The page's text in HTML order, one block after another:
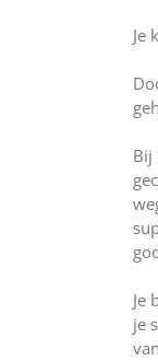
Je
Bij
Je
je